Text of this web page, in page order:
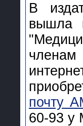
В
вышла
почту
60-93 у